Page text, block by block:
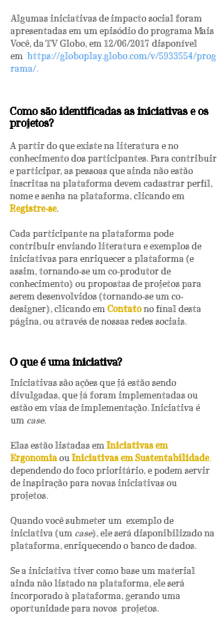
Algumas iniciativas de impacto social foram
apresentadas em um episódio do programa Mais
Você, da TV Globo, em 12/06/2017 disponível
em https://globoplay.globo.com/v/5933554/prog
rama/.
Como são identificadas as iniciativas e os
projetos?
A partir do que existe na literatura e no
conhecimento dos participantes. Para contribuir
e participar, as pessoas que ainda não estão
inscritas na plataforma devem cadastrar perfil,
nome e senha na plataforma, clicando em
Registre-se.
Cada participante na plataforma pode
contribuir enviando literatura e exemplos de
iniciativas para enriquecer a plataforma (e
assim, tornando-se um co-produtor de
conhecimento) ou propostas de projetos para
serem desenvolvidos (tornando-se um co-
designer), clicandoemContatono final desta
página, ou através de nossas redes sociais.
O que é uma iniciativa?
Iniciativas são ações que já estão sendo
divulgadas, que já foram implementadas ou
estão em vias de implementação. Iniciativa é
um case.
Elas estão listadas emIniciativas em
ErgonomiaouIniciativas em Sustentabilidade,
dependendo do foco prioritário, e podem servir
de inspiração para novas iniciativas ou
projetos.
Quando você submeter um exemplo de
iniciativa (um case), ele será disponibilizado na
plataforma, enriquecendo o banco de dados.
Se a iniciativa tiver como base um material
ainda não listado na plataforma, ele será
incorporado à plataforma, gerando uma
oportunidade para novos projetos.